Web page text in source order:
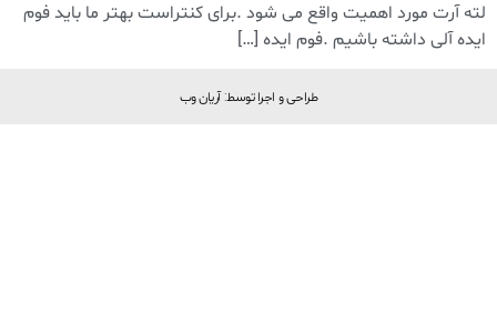
لته آرت مورد اهمیت واقع می شود .برای کنتراست بهتر ما باید فوم
ایده آلی داشته باشیم .فوم ایده […]
طراحی و اجرا توسط: آریان وب